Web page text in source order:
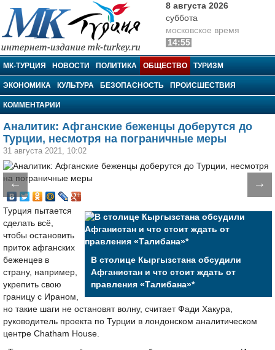
МК-Турция
8 августа 2026
суббота
московское время
14:55
МК-ТУРЦИЯ НОВОСТИ ПОЛИТИКА ОБЩЕСТВО ТУРИЗМ
ЭКОНОМИКА КУЛЬТУРА БЕЗОПАСНОСТЬ ПРОИСШЕСТВИЯ
КОММЕНТАРИИ
Аналитик: Афганские беженцы доберутся до
Турции, несмотря на пограничные меры
31 августа 2021, 10:02
← →
В столице Кыргызстана обсудили
Афганистан и что стоит ждать от
правления «Талибана»*
Турция пытается
сделать всё,
чтобы остановить
приток афганских
беженцев в
страну, например,
укрепить свою
границу с Ираном,
но такие шаги не остановят волну, считает Фади Хакура,
руководитель проекта по Турции в лондонском аналитическом
центре Chatham House.